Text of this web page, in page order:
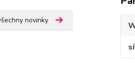
novinky